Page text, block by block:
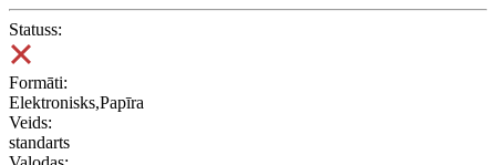
Statuss:
Formāti:
Elektronisks,Papīra
Veids:
standarts